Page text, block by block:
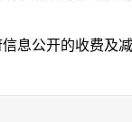
息公开的收费及
信息公开申请行